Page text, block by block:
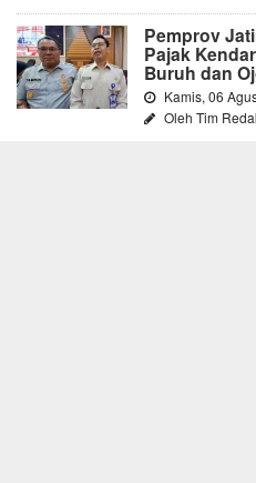
Pemprov
Pajak
Buruh dan
Kamis, 06
Oleh Tim